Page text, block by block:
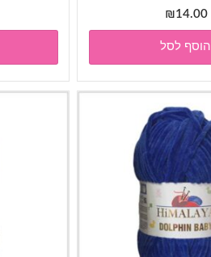
₪14.00
הוסף לסל